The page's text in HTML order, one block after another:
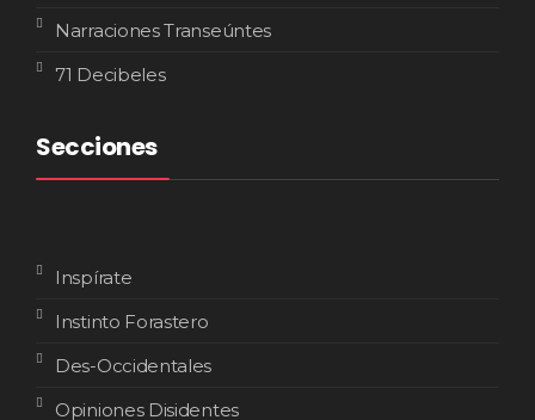
Narraciones Transeúntes
71 Decibeles
Secciones
Inspírate
Instinto Forastero
Des-Occidentales
Opiniones Disidentes